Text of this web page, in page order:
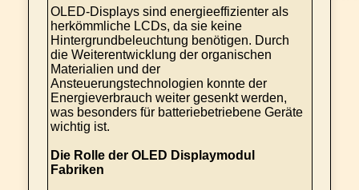
OLED-Displays sind energieeffizienter als
herkömmliche LCDs, da sie keine
Hintergrundbeleuchtung benötigen. Durch
die Weiterentwicklung der organischen
Materialien und der
Ansteuerungstechnologien konnte der
Energieverbrauch weiter gesenkt werden,
was besonders für batteriebetriebene Geräte
wichtig ist.
Die Rolle der OLED Displaymodul
Fabriken